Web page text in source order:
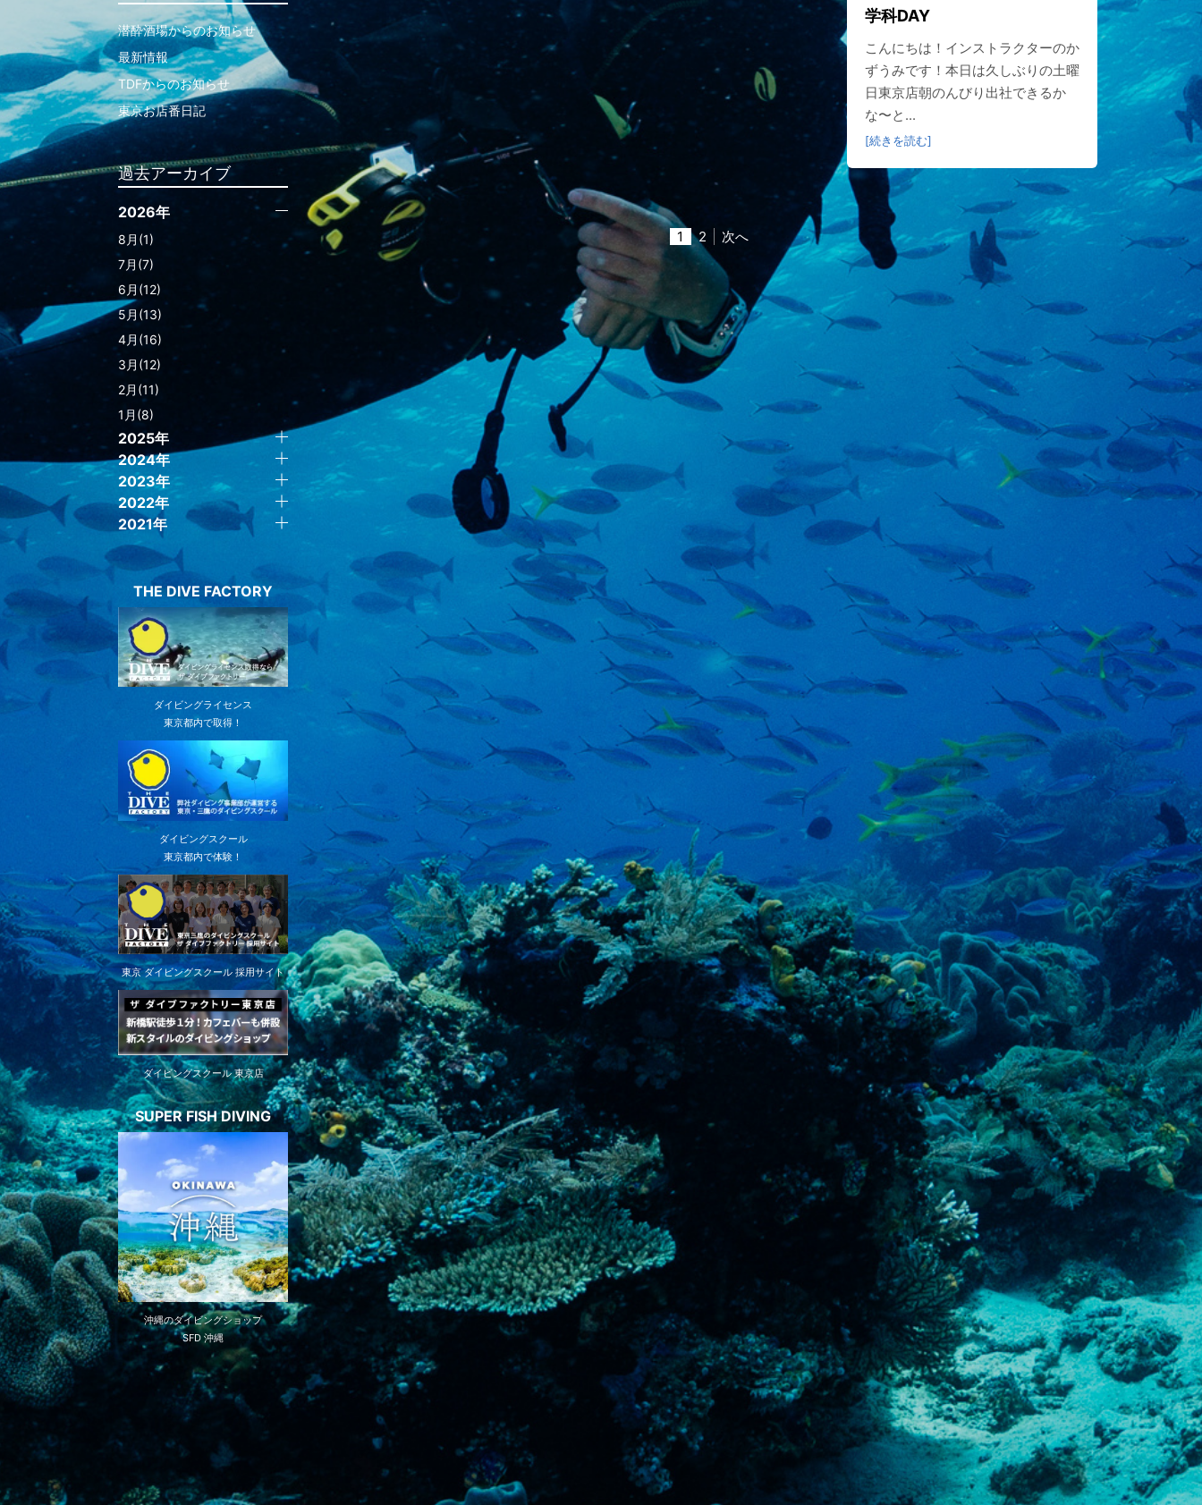
学科DAY
こんにちは！インストラクターのか
ずうみです！本日は久しぶりの土曜
日東京店朝のんびり出社できるか
な〜と...
[続きを読む]
1 2 次へ
潜酔酒場からのお知らせ
最新情報
TDFからのお知らせ
東京お店番日記
過去アーカイブ
2026年
8月(1)
7月(7)
6月(12)
5月(13)
4月(16)
3月(12)
2月(11)
1月(8)
2025年
2024年
2023年
2022年
2021年
THE DIVE FACTORY
ダイビングライセンス
東京都内で取得！
ダイビングスクール
東京都内で体験！
東京 ダイビングスクール 採用サイト
ダイビングスクール 東京店
SUPER FISH DIVING
沖縄のダイビングショップ
SFD 沖縄